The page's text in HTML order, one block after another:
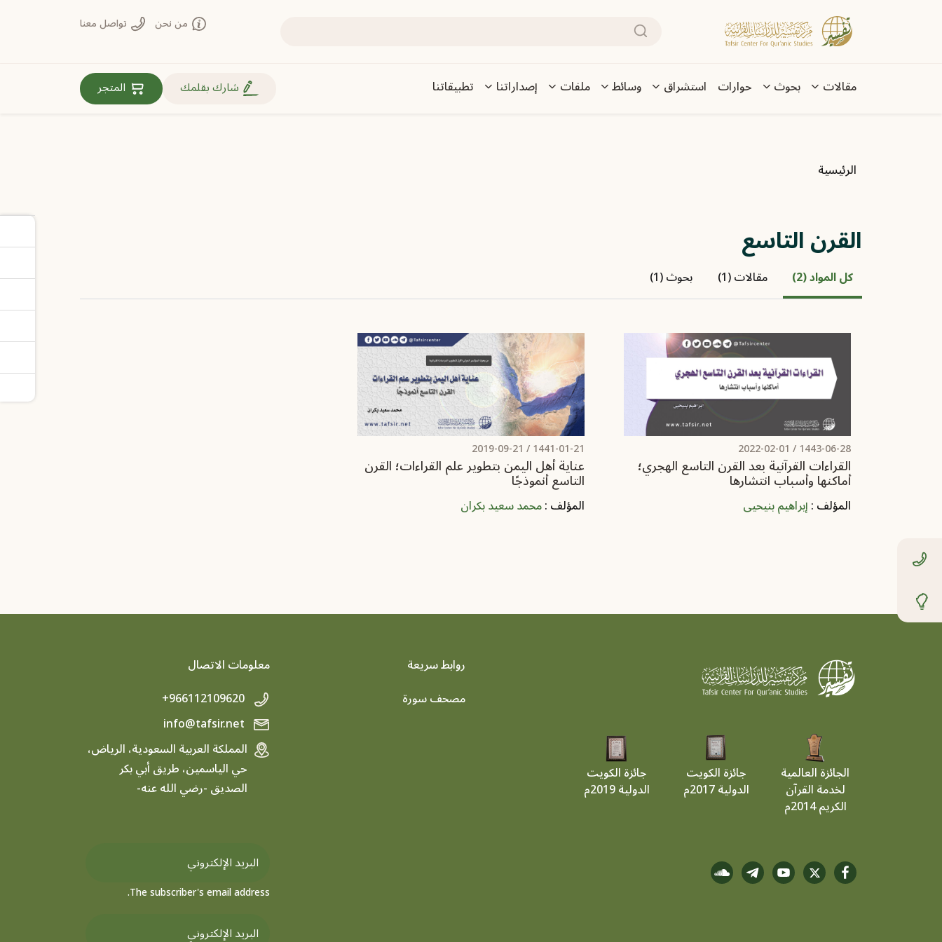
تجاوز إلى المحتوى الرئيسي
بحث من نحن تواصل معنا
Main navigation
مقالات بحوث حوارات استشراق وسائط ملفات إصداراتنا تطبيقاتنا روابط مهمة
شارك بقلمك المتجر
مسار التنقل
الرئيسية
القرن التاسع
كل المواد (2) مقالات (1) بحوث (1)
1443-06-28 /
2022-02-01
القراءات القرآنية بعد القرن التاسع الهجري؛
أماكنها وأسباب انتشارها
المؤلف :إبراهيم بنيحيى
1441-01-21 /
2019-09-21
عناية أهل اليمن بتطوير علم القراءات؛ القرن
التاسع أنموذجًا
المؤلف :محمد سعيد بكران
الجائزة العالمية
لخدمة القرآن
الكريم 2014م
جائزة الكويت
الدولية 2017م
جائزة الكويت
الدولية 2019م
روابط سريعة
footer menu
مصحف سورة
معلومات الاتصال
+966112109620
المملكة العربية السعودية، الرياض،
حي الياسمين، طريق أبي بكر
الصديق -رضي الله عنه-
The subscriber's email address.